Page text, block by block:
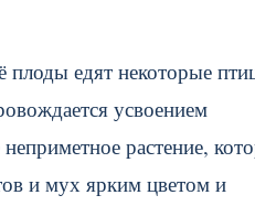
плоды едят некоторые
усвоением
растение,
и мух ярким цветом и